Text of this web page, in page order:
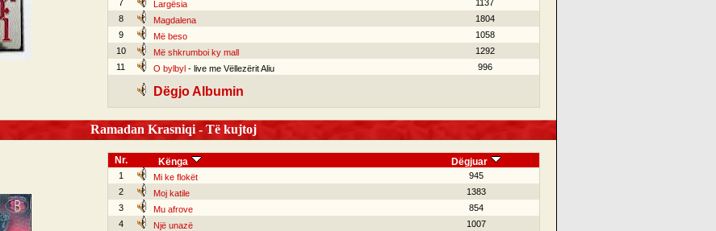
7
Largësia
1137
8
Magdalena
1804
9
Më beso
1058
10
Më shkrumboi ky mall
1292
11
O bylbyl- live me Vëllezërit Aliu 996
Dëgjo Albumin
Ramadan Krasniqi - Të kujtoj
Nr. Kënga Dëgjuar
1 Mi ke flokët
945
2
Moj katile
1383
3
Mu afrove
854
4
Një unazë
1007